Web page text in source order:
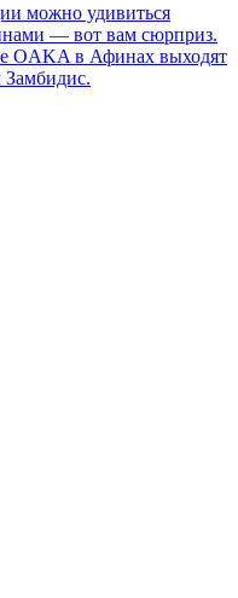
можно удивиться
— вот вам сюрприз.
OAKA в Афинах выходят